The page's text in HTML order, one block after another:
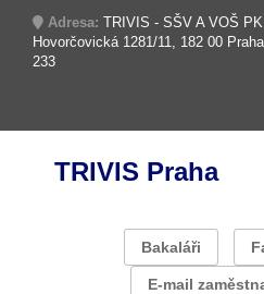
Adresa: TRIVIS - SŠV A VOŠ
Hovorčovická 1281/11, 182 00
233
TRIVIS Praha
Bakaláři
E-mail